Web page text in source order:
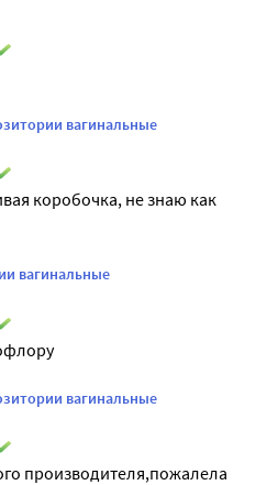
вагинальные
коробочка, не знаю как
вагинальные
вагинальные
производителя,пожалела